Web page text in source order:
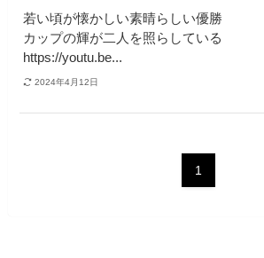
若い頃が懐かしい素晴らしい優勝
カップの輝が二人を照らしている
https://youtu.be...
2024年4月12日
1